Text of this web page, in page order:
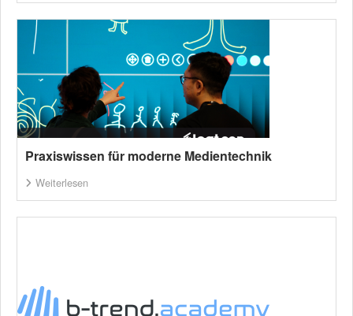
Praxiswissen für moderne Medientechnik
Weiterlesen